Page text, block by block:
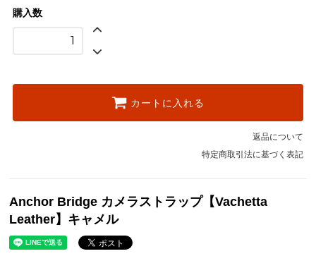
購入数
カートに入れる
返品について
特定商取引法に基づく表記
Anchor Bridge カメラストラップ【Vachetta
Leather】キャメル